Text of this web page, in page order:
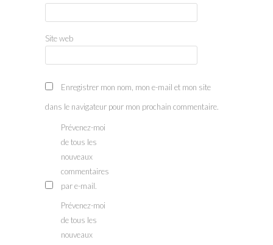
Site web
Enregistrer mon nom, mon e-mail et mon site
dans le navigateur pour mon prochain commentaire.
Prévenez-moi
de tous les
nouveaux
commentaires
par e-mail.
Prévenez-moi
de tous les
nouveaux